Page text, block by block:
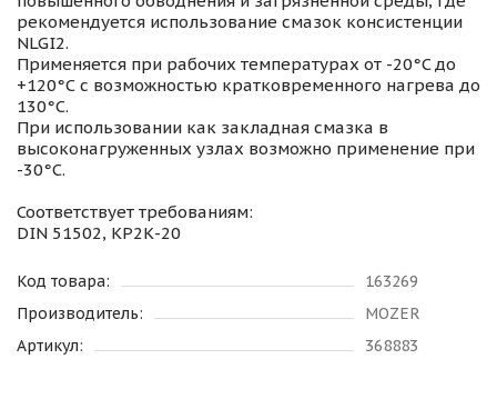
рекомендуется использование смазок консистенции
NLGI2.
Применяется при рабочих температурах от -20°C до
+120°С с возможностью кратковременного нагрева до
130°С.
При использовании как закладная смазка в
высоконагруженных узлах возможно применение при
-30°C.
Соответствует требованиям:
DIN 51502, КP2К-20
Код товара:
163269
Производитель:
MOZER
Артикул:
368883